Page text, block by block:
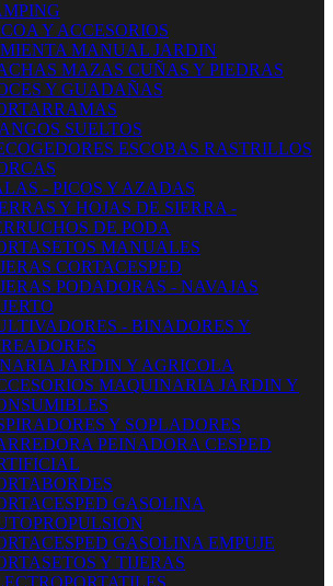
Y ACCESORIOS
MANUAL JARDIN
MAZAS CUÑAS Y PIEDRAS
Y GUADAÑAS
SUELTOS
ESCOBAS RASTRILLOS
- PICOS Y AZADAS
Y HOJAS DE SIERRA -
DE PODA
MANUALES
CORTACESPED
PODADORAS - NAVAJAS
- BINADORES Y
JARDIN Y AGRICOLA
MAQUINARIA JARDIN Y
Y SOPLADORES
PEINADORA CESPED
GASOLINA
GASOLINA EMPUJE
Y TIJERAS